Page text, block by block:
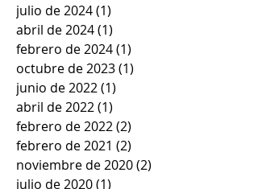
julio de 2024(1)
abril de 2024(1)
febrero de 2024(1)
octubre de 2023(1)
junio de 2022(1)
abril de 2022(1)
febrero de 2022(2)
febrero de 2021 (2)
noviembre de 2020(2)
julio de 2020(1)